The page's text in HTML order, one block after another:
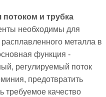
потоком и трубка
необходимы для
металла в
функция -
регулируемый поток
предотвратить
требуемое качество